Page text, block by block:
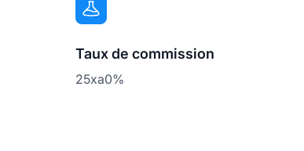
Taux de commission
25xa0%